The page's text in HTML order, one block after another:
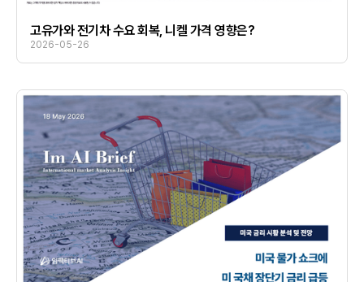
고유가와 전기차 수요 회복, 니켈 가격 영향은?
2026-05-26